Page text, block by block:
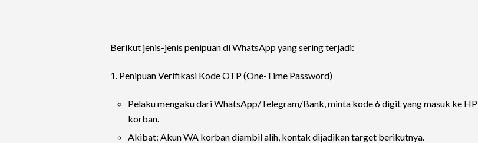
Berikut jenis-jenis penipuan di WhatsApp yang sering terjadi:
1. Penipuan Verifikasi Kode OTP (One-Time Password)
Pelaku mengaku dari WhatsApp/Telegram/Bank, minta kode 6 digit yang masuk ke HP
korban.
Akibat: Akun WA korban diambil alih, kontak dijadikan target berikutnya.